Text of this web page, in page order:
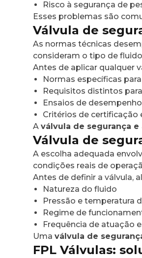
Risco à segurança de
Esses problemas são
Válvula de
As normas técnicas
consideram o tipo de
Antes de aplicar qualquer
Normas específicas
Requisitos distintos
Ensaios de
Critérios de certificação
Aválvula de segurança e
Válvula de
A escolha adequada
condições reais de
Antes de definir a válvula,
Natureza do fluido
Pressão e temperatura
Regime de
Frequência de atuação
Umaválvula de
FPL Válvulas: